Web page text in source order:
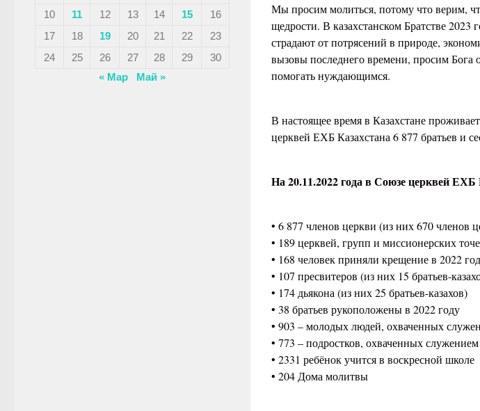
Мы просим молиться, потому что верим,
щедрости. В казахстанском Братстве 2023
страдают от потрясений в природе,
вызовы последнего времени, просим Бога
помогать нуждающимся.
В настоящее время в Казахстане
церквей ЕХБ Казахстана 6 877 братьев и
На 20.11.2022 года в Союзе церквей ЕХБ
• 6 877 членов церкви (из них 670 членов
• 189 церквей, групп и миссионерских
• 168 человек приняли крещение в 2022
• 107 пресвитеров (из них 15 братьев-
• 174 дьякона (из них 25 братьев-казахов)
• 38 братьев рукоположены в 2022 году
• 903 – молодых людей, охваченных
• 773 – подростков, охваченных служением
• 2331 ребёнок учится в воскресной школе
• 204 Дома молитвы
10
11 12 13 14 15
16
17
18 19 20 21 22
23
24
25 26 27 28 29
30
« Мар
Май »